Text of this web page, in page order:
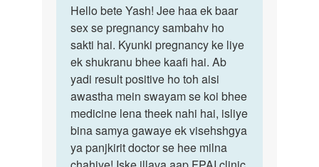
to
Mam
kya
ek
bar
sex
krne
se
by
Yaash
Hello
bete
Yash!
Jee
haa
ek
Hello bete Yash! Jee haa ek baar
sex se pregnancy sambahv ho
sakti hai. Kyunki pregnancy ke liye
ek shukranu bhee kaafi hai. Ab
yadi result positive ho toh aisi
awastha mein swayam se koi bhee
medicine lena theek nahi hai, isliye
bina samya gawaye ek visehshgya
ya panjkirit doctor se hee milna